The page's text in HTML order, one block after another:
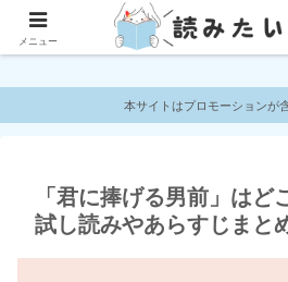
プライバシーポリシー
本サイトはプロモーションが
「君に捧げる男前」はど
試し読みやあらすじまと
メニュー